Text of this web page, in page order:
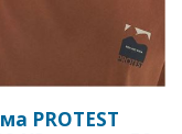
PROTEST